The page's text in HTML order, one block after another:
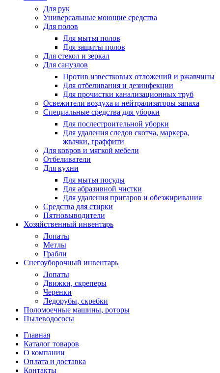
Для рук
Универсальные моющие средства
Для полов
Для мытья полов
Для защиты полов
Для стекол и зеркал
Для санузлов
Против известковых отложений и ржавчины
Для отбеливания и дезинфекции
Для прочистки канализационных труб
Освежители воздуха и нейтрализаторы запаха
Специальные средства для уборки
Для послестроительной уборки
Для удаления следов скотча, маркера,
жвачки, граффити
Для ковров и мягкой мебели
Отбеливатели
Для кухни
Для мытья посуды
Для абразивной чистки
Для удаления пригаров и обезжиривания
Средства для стирки
Пятновыводители
Хозяйственный инвентарь
Лопаты
Метлы
Грабли
Снегоуборочный инвентарь
Лопаты
Движки, скреперы
Черенки
Ледорубы, скребки
Поломоечные машины, роторы
Пылеводососы
Главная
Каталог товаров
О компании
Оплата и доставка
Контакты